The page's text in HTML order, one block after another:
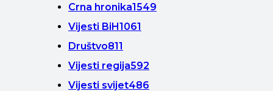
Crna hronika1549
Vijesti BiH1061
Društvo811
Vijesti regija592
Vijesti svijet486